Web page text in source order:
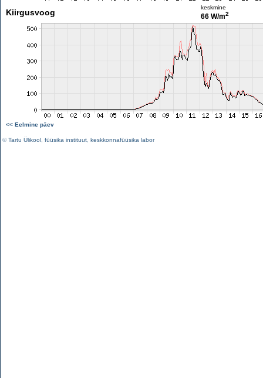
Kiirgusvoog
keskmine
66 W/m2
<< Eelmine päev
©Tartu Ülikool füüsika instituut keskkonnafüüsika labor